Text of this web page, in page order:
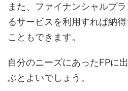
また、ファイナンシャルプ
るサービスを利用すれば納
こともできます。
自分のニーズにあったFPに
ぶとよいでしょう。